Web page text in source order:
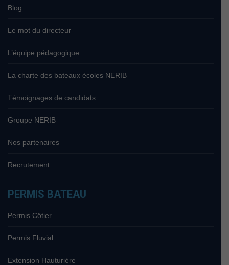
Blog
Le mot du directeur
L’équipe pédagogique
La charte des bateaux écoles NERIB
Témoignages de candidats
Groupe NERIB
Nos partenaires
Recrutement
PERMIS BATEAU
Permis Côtier
Permis Fluvial
Extension Hauturière